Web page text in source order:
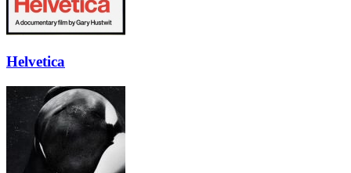
Helvetica